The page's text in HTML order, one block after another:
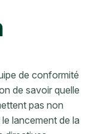
de conformité
de savoir quelle
pas non
lancement de la